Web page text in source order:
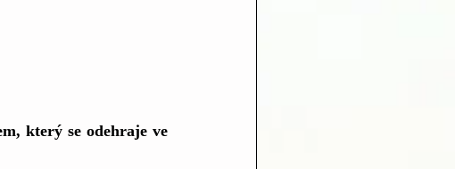
který se odehraje ve